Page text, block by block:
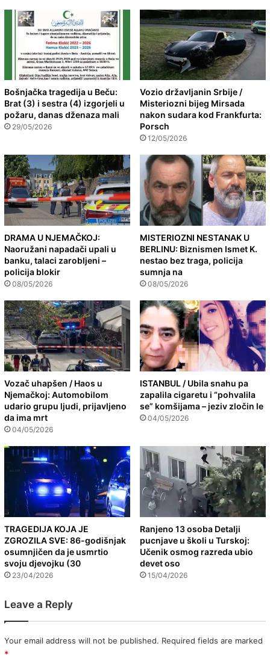
Bošnjačka tragedija u Beču:
Brat (3) i sestra (4) izgorjeli u
požaru, danas dženaza mali
29/05/2026
Vozio državljanin Srbije /
Misteriozni bijeg Mirsada
nakon sudara kod Frankfurta:
Porsch
12/05/2026
DRAMA U NJEMAČKOJ:
Naoružani napadači upali u
banku, talaci zarobljeni –
policija blokir
08/05/2026
MISTERIOZNI NESTANAK U
BERLINU: Biznismen Ismet K.
nestao bez traga, policija
sumnja na
08/05/2026
Vozač uhapšen / Haos u
Njemačkoj: Automobilom
udario grupu ljudi, prijavljeno
da ima mrt
04/05/2026
ISTANBUL / Ubila snahu pa
zapalila cigaretu i “pohvalila
se” komšijama – jeziv zločin le
04/05/2026
TRAGEDIJA KOJA JE
ZGROZILA SVE: 86-godišnjak
osumnjičen da je usmrtio
svoju djevojku (30
23/04/2026
Ranjeno 13 osoba Detalji
pucnjave u školi u Turskoj:
Učenik osmog razreda ubio
devet oso
15/04/2026
Leave a Reply
Your email address will not be published. Required fields are marked
*